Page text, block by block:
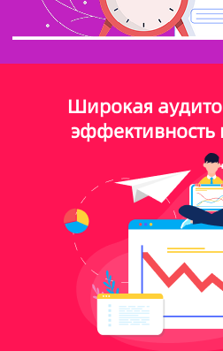
Широкая
эффективность